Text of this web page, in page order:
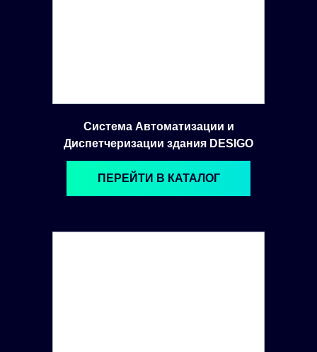
Система Автоматизации и
Диспетчеризации здания DESIGO
ПЕРЕЙТИ В КАТАЛОГ